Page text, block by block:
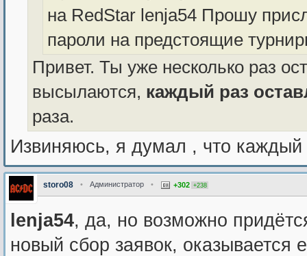
на RedStar lenja54 Прошу
пароли на предстоящие
Привет. Ты уже несколько раз
высылаются, каждый раз
раза.
Извиняюсь, я думал , что каждый
storo08 • Администратор • +302 +238
lenja54, да, но возможно
новый сбор заявок, оказывается